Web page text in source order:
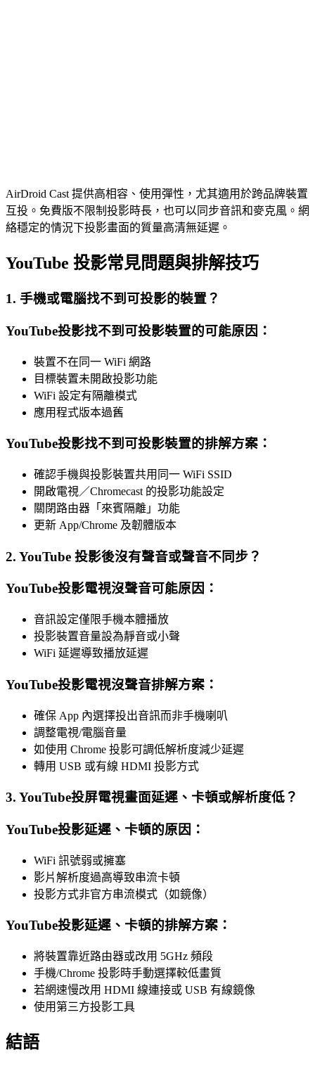
AirDroid Cast 提供高相容、使用彈性，尤其適用於跨品牌裝置
互投。免費版不限制投影時長，也可以同步音訊和麥克風。網
絡穩定的情況下投影畫面的質量高清無延遲。
YouTube 投影常見問題與排解技巧
1. 手機或電腦找不到可投影的裝置？
YouTube投影找不到可投影裝置的可能原因：
裝置不在同一 WiFi 網路
目標裝置未開啟投影功能
WiFi 設定有隔離模式
應用程式版本過舊
YouTube投影找不到可投影裝置的排解方案：
確認手機與投影裝置共用同一 WiFi SSID
開啟電視／Chromecast 的投影功能設定
關閉路由器「來賓隔離」功能
更新 App/Chrome 及韌體版本
2. YouTube 投影後沒有聲音或聲音不同步？
YouTube投影電視沒聲音可能原因：
音訊設定僅限手機本體播放
投影裝置音量設為靜音或小聲
WiFi 延遲導致播放延遲
YouTube投影電視沒聲音排解方案：
確保 App 內選擇投出音訊而非手機喇叭
調整電視/電腦音量
如使用 Chrome 投影可調低解析度減少延遲
轉用 USB 或有線 HDMI 投影方式
3. YouTube投屏電視畫面延遲、卡頓或解析度低？
YouTube投影延遲、卡頓的原因：
WiFi 訊號弱或擁塞
影片解析度過高導致串流卡頓
投影方式非官方串流模式（如鏡像）
YouTube投影延遲、卡頓的排解方案：
將裝置靠近路由器或改用 5GHz 頻段
手機/Chrome 投影時手動選擇較低畫質
若網速慢改用 HDMI 線連接或 USB 有線鏡像
使用第三方投影工具
結語